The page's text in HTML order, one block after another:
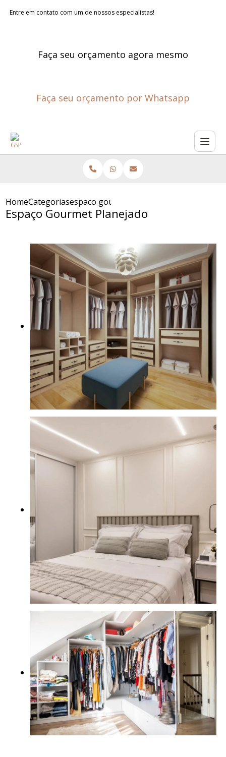
Entre em contato com um de nossos especialistas!
Faça seu orçamento agora mesmo
Faça seu orçamento por Whatsapp
HomeCategoriasespaco gourmet planejado
Espaço Gourmet Planejado